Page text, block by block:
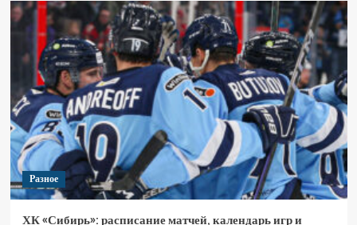
Разное
ХК «Сибирь»: расписание матчей, календарь игр и